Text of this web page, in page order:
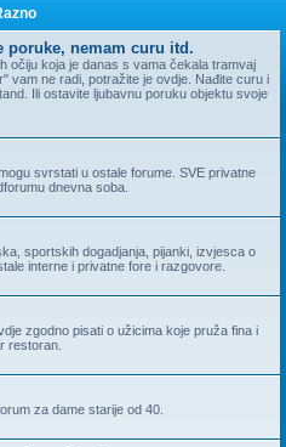
nemam curu itd.
očiju koja je danas s vama čekala tramvaj
vam ne radi, potražite je ovdje. Nađite curu i
Ili ostavite ljubavnu poruku objektu svoje
svrstati u ostale forume. SVE privatne
dnevna soba.
sportskih dogadjanja, pijanki, izvjesca o
interne i privatne fore i razgovore.
zgodno pisati o užicima koje pruža fina i
restoran.
za dame starije od 40.